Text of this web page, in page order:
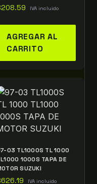
208.59 IVA incluido
AGREGAR AL
CARRITO
03 TL1000S TL 1000
1000S TAPA DE
SUZUKI
626.19 IVA incluido